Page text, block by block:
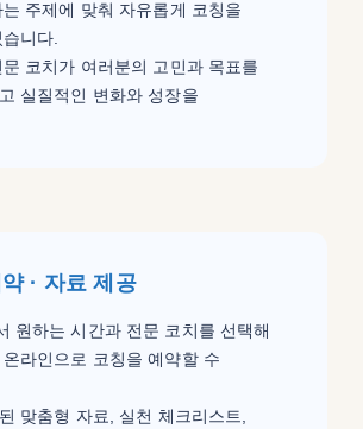
주제에 맞춰 자유롭게 코칭을
니다.
코치가 여러분의 고민과 목표를
실질적인 변화와 성장을
· 자료 제공
원하는 시간과 전문 코치를 선택해
라인으로 코칭을 예약할 수
맞춤형 자료, 실천 체크리스트,